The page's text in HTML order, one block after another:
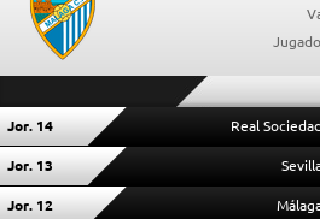
Jor. 14 Real Sociedad
Jor. 13
Jor. 12